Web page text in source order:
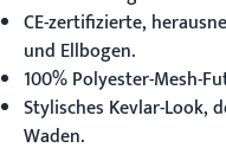
CE-zertifizierte,
und Ellbogen.
100% Polyester-Mesh-
Stylisches Kevlar-Look,
Waden.